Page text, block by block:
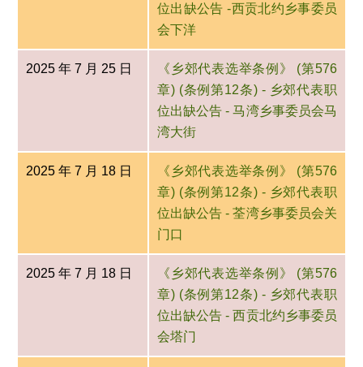
位出缺公告 -西贡北约乡事委员
会下洋
2025 年 7 月 25 日
《乡郊代表选举条例》 (第576
章) (条例第12条) - 乡郊代表职
位出缺公告 - 马湾乡事委员会马
湾大街
2025 年 7 月 18 日
《乡郊代表选举条例》 (第576
章) (条例第12条) - 乡郊代表职
位出缺公告 - 荃湾乡事委员会关
门口
2025 年 7 月 18 日
《乡郊代表选举条例》 (第576
章) (条例第12条) - 乡郊代表职
位出缺公告 - 西贡北约乡事委员
会塔门